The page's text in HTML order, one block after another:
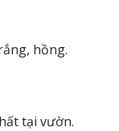
hồng.
tại vườn.